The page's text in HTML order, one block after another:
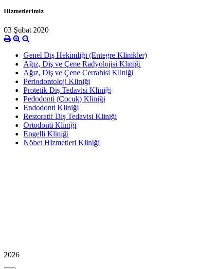
Hizmetlerimiz
03 Şubat 2020
Genel Diş Hekimliği (Entegre Klinikler)
Ağız, Diş ve Çene Radyolojisi Kliniği
Ağız, Diş ve Çene Cerrahisi Kliniği
Periodontoloji Kliniği
Protetik Diş Tedavisi Kliniği
Pedodonti (Çocuk) Kliniği
Endodonti Kliniği
Restoratif Diş Tedavisi Kliniği
Ortodonti Kliniği
Engelli Kliniği
Nöbet Hizmetleri Kliniği
2026